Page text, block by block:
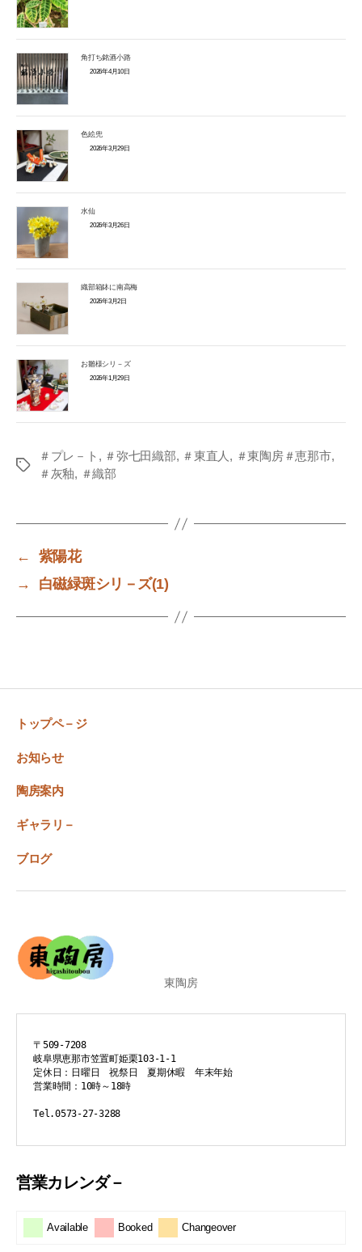
角打ち銘酒小路
2026年4月10日
色絵兜
2026年3月29日
水仙
2026年3月26日
織部箱鉢に南高梅
2026年3月2日
お雛様シリ－ズ
2026年1月29日
Tags
＃プレ－ト , ＃弥七田織部, ＃東直人 , ＃東陶房＃恵那市,
＃灰釉, ＃織部
←
紫陽花
→
白磁緑斑シリ－ズ(1)
トップペ－ジ
お知らせ
陶房案内
ギャラリ－
ブログ
東陶房
〒509-7208
岐阜県恵那市笠置町姫栗103-1-1
定休日：日曜日　祝祭日　夏期休暇　年末年始
営業時間：10時～18時
Tel.0573-27-3288
営業カレンダ－
Available Booked Changeover